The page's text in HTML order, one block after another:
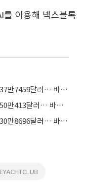
이용해 넥스블록
Bored Ape Yacht Club, 일 거래량 37만7459달러… 바닥가 2만4163달러
Bored Ape Yacht Club, 일 거래량 50만413달러… 바닥가 2만3378달러
Bored Ape Yacht Club, 일 거래량 30만8696달러… 바닥가 1만8575.06달러